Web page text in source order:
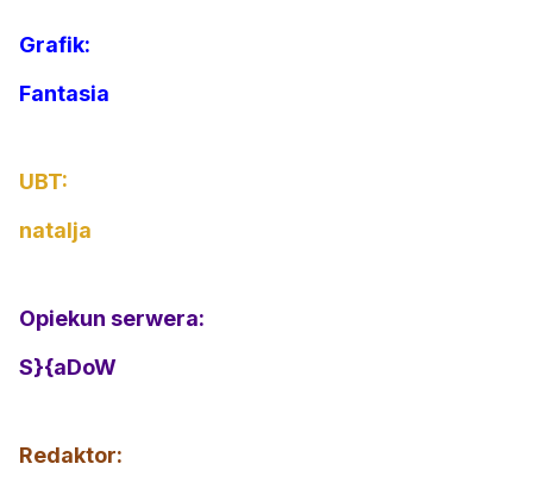
Grafik:
Fantasia
UBT:
natalja
Opiekun serwera:
S}{aDoW
Redaktor: